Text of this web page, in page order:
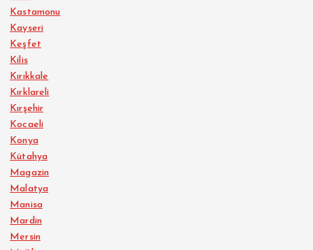
Kastamonu
Kayseri
Keşfet
Kilis
Kırıkkale
Kırklareli
Kırşehir
Kocaeli
Konya
Kütahya
Magazin
Malatya
Manisa
Mardin
Mersin